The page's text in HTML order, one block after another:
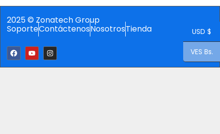
2025 © Zonatech Group
SoporteContáctenosNosotrosTienda USD $
VES Bs.